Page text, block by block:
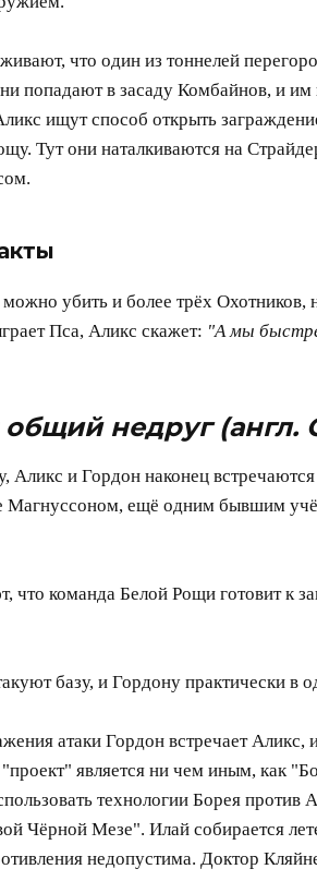
что один из тоннелей
попадают в засаду Комбайнов, и
ищут способ открыть
Тут они наталкиваются на
убить и более трёх Охотников,
Пса, Аликс скажет: "А мы
общий недруг(англ.
Аликс и Гордон наконец
Магнуссоном, ещё одним бывшим
что команда Белой Рощи готовит к
базу, и Гордону практически в
атаки Гордон встречает
"проект" является ни чем иным, как
технологии Борея
Чёрной Мезе". Илай собирается
недопустима. Доктор